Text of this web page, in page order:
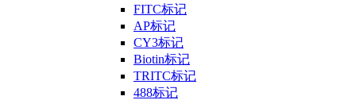
FITC标记
AP标记
CY3标记
Biotin标记
TRITC标记
488标记